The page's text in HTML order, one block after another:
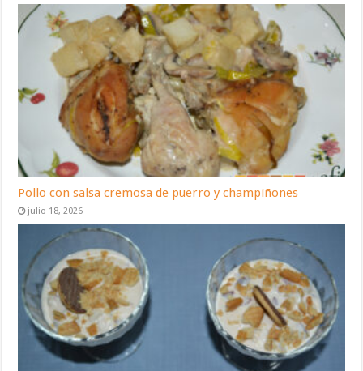
Pollo con salsa cremosa de puerro y champiñones
julio 18, 2026